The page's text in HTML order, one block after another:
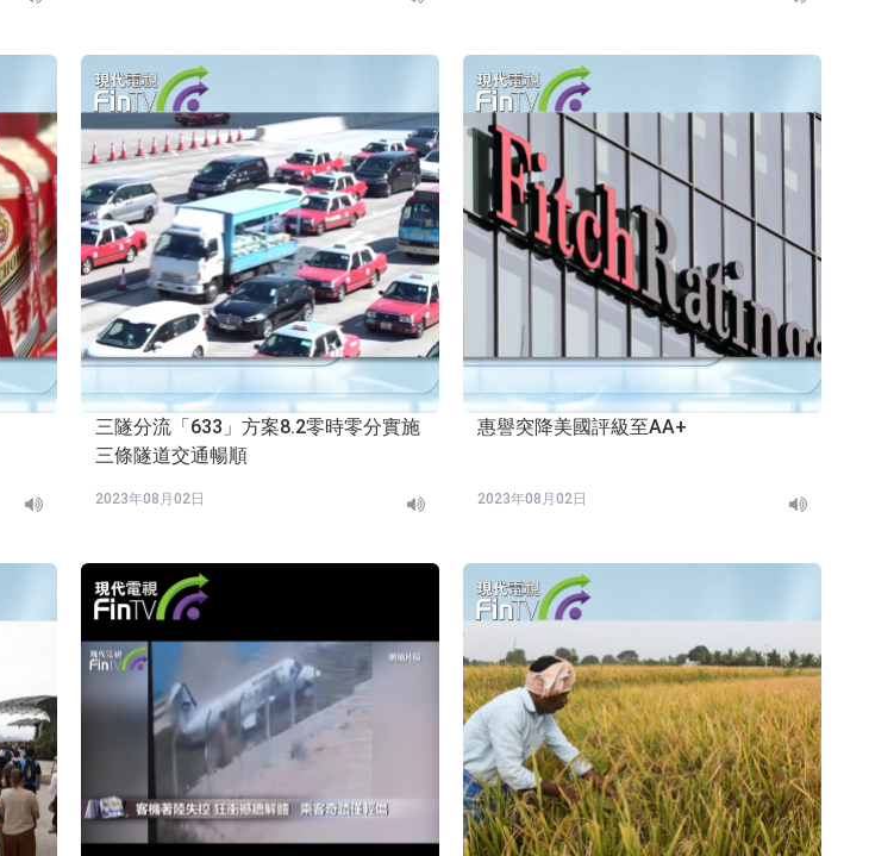
三隧分流「633」方案8.2零時零分實施
三條隧道交通暢順
2023年08月02日
惠譽突降美國評級至AA+
2023年08月02日